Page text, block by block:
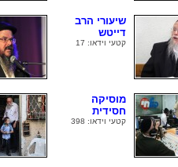
שיעורי הרב
דייטש
קטעי וידאו: 17
מוסיקה
חסידית
קטעי וידאו: 398